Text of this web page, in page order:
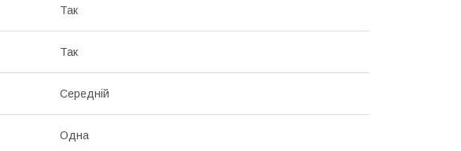
Так
Так
Середній
Одна